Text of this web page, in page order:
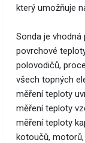
který umožňuje
Sonda je
povrchové
polovodičů,
všech topných
měření teploty
měření teploty
měření teploty
kotoučů,